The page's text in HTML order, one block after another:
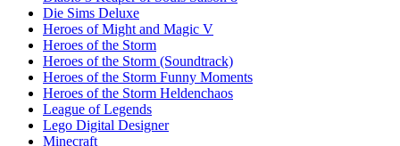
Die Sims Deluxe
Heroes of Might and Magic V
Heroes of the Storm
Heroes of the Storm (Soundtrack)
Heroes of the Storm Funny Moments
Heroes of the Storm Heldenchaos
League of Legends
Lego Digital Designer
Minecraft